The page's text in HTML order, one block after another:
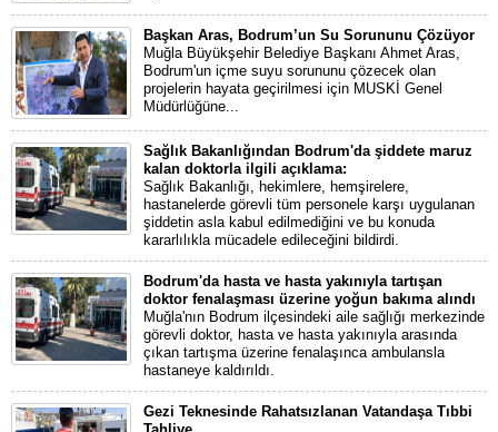
Başkan Aras, Bodrum’un Su Sorununu Çözüyor
Muğla Büyükşehir Belediye Başkanı Ahmet Aras,
Bodrum'un içme suyu sorununu çözecek olan
projelerin hayata geçirilmesi için MUSKİ Genel
Müdürlüğüne...
Sağlık Bakanlığından Bodrum'da şiddete maruz
kalan doktorla ilgili açıklama:
Sağlık Bakanlığı, hekimlere, hemşirelere,
hastanelerde görevli tüm personele karşı uygulanan
şiddetin asla kabul edilmediğini ve bu konuda
kararlılıkla mücadele edileceğini bildirdi.
Bodrum'da hasta ve hasta yakınıyla tartışan
doktor fenalaşması üzerine yoğun bakıma alındı
Muğla'nın Bodrum ilçesindeki aile sağlığı merkezinde
görevli doktor, hasta ve hasta yakınıyla arasında
çıkan tartışma üzerine fenalaşınca ambulansla
hastaneye kaldırıldı.
Gezi Teknesinde Rahatsızlanan Vatandaşa Tıbbi